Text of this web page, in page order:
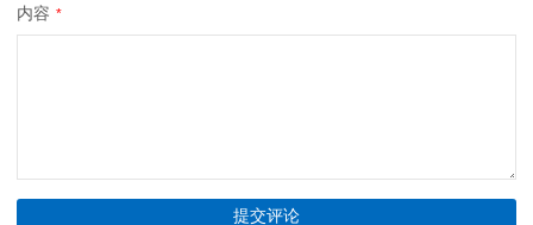
内容 *